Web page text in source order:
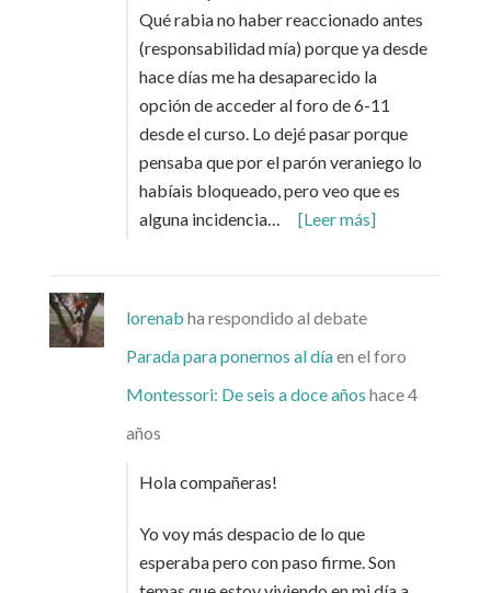
Qué rabia no haber reaccionado antes
(responsabilidad mía) porque ya desde
hace días me ha desaparecido la
opción de acceder al foro de 6-11
desde el curso. Lo dejé pasar porque
pensaba que por el parón veraniego lo
habíais bloqueado, pero veo que es
alguna incidencia…
[Leer más]
lorenab ha respondido al debate
Parada para ponernos al díaen el foro
Montessori: De seis a doce años hace 4
años
Hola compañeras!
Yo voy más despacio de lo que
esperaba pero con paso firme. Son